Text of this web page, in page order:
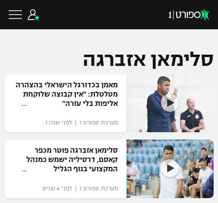
כדורגל ישראלי
ליגת העל
גביע הטוטו
ליגיונרים
כדורגל עולמי
ליגת האלופות
ליגה אירופית
ליגה אנגלית
כדורסל ישראלי
ליגת ווינר סל
כדורסל עולמי
סלימאן אזברגה
מאמן בכדורגל הישראלי בהצהרה
מטלטלת: "אין קבוצה שלוקחת
אליפות בלי עזרה"
מערכת ספורט 1 | לפני שנה 1
סלימאן אזברגה פוטר מכפר
קאסם, דרסיליה ישמש כמנהל
המקצועי בנוף הגליל
מערכת ספורט 1 | לפני 4 שנים